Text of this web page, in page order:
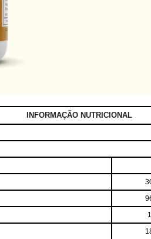
INFORMAÇÃO NUTRICIONAL